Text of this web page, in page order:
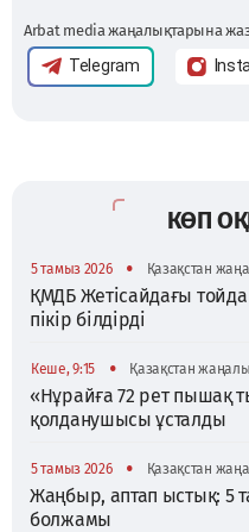
Arbat media жаңалықтарына
Telegram
КӨП
5 тамыз 2026 • Қазақстан
ҚМДБ Жетісайдағы
пікір білдірді
Кеше, 9:15 • Қазақстан
«Нұрайға 72 рет пышақ
қолданушысы ұсталды
5 тамыз 2026 • Қазақстан
Жаңбыр, аптап ыстық: 5
болжамы